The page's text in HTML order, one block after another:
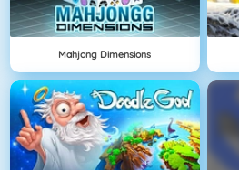
Mahjong Dimensions